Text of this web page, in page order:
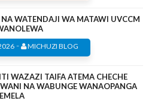
WATENDAJI WA MATAWI UVCCM
- MICHUZI BLOG
WAZAZI TAIFA ATEMA CHECHE
NA WABUNGE WANAOPANGA